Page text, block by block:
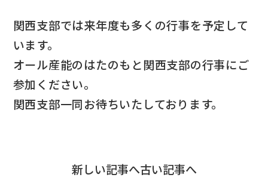
関西支部では来年度も多くの行事を予定して
います。
オール産能のはたのもと関西支部の行事にご
参加ください。
関西支部一同お待ちいたしております。
新しい記事へ古い記事へ